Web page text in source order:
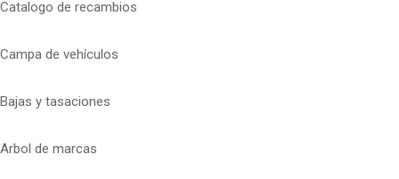
Catalogo de recambios
Campa de vehículos
Bajas y tasaciones
Arbol de marcas